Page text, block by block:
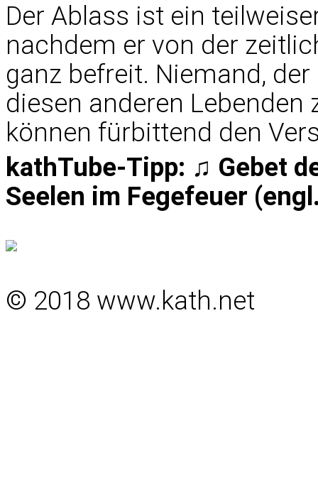
Der Ablass ist ein
nachdem er von der
ganz befreit. Niemand,
diesen anderen Lebenden
können fürbittend den
kathTube-Tipp: ♫ Gebet
Seelen im Fegefeuer
© 2018 www.kath.net